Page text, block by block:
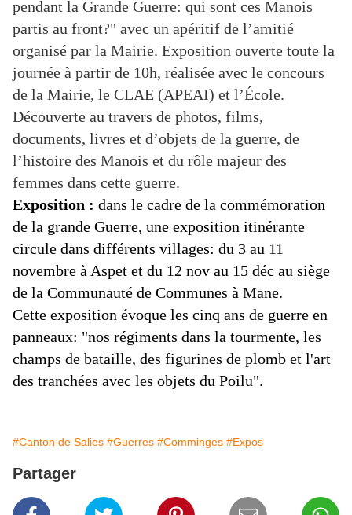
pendant la Grande Guerre: qui sont ces Manois
partis au front?" avec un apéritif de l’amitié
organisé par la Mairie. Exposition ouverte toute la
journée à partir de 10h, réalisée avec le concours
de la Mairie, le CLAE (APEAI) et l’École.
Découverte au travers de photos, films,
documents, livres et d’objets de la guerre, de
l’histoire des Manois et du rôle majeur des
femmes dans cette guerre.
Exposition : dans le cadre de la commémoration
de la grande Guerre, une exposition itinérante
circule dans différents villages: du 3 au 11
novembre à Aspet et du 12 nov au 15 déc au siège
de la Communauté de Communes à Mane.
Cette exposition évoque les cinq ans de guerre en
panneaux: "nos régiments dans la tourmente, les
champs de bataille, des figurines de plomb et l'art
des tranchées avec les objets du Poilu".
#Canton de Salies #Guerres #Comminges #Expos
Partager